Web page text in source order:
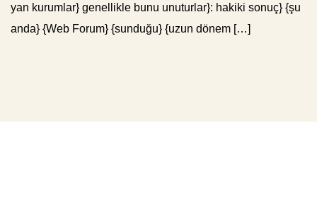
yan kurumlar} genellikle bunu unuturlar}: hakiki sonuç} {şu
anda} {Web Forum} {sunduğu} {uzun dönem […]